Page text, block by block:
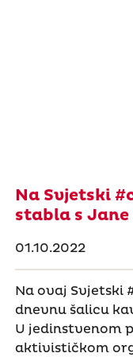
Na Svjetski
stabla s Jane
01.10.2022
Na ovaj Svjetski
dnevnu šalicu
U jedinstvenom
aktivističkom